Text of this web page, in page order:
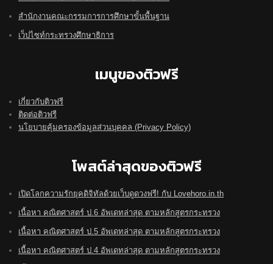
สำนักงานคณะกรรมการการศึกษาขั้นพื้นฐาน
เว็ปไซท์กระทรวงศึกษาธิการ
เมนูของติวฟรี
เกี่ยวกับติวฟรี
ติดต่อติวฟรี
นโยบายคุ้มครองข้อมูลส่วนบุคคล (Privacy Policy)
โพสต์ล่าสุดของติวฟรี
เปิดโลกความรักยุคดิจิทัลด้วยเว็บดูดวงฟรี! กับ Lovehoro.in.th
เนื้อหา คณิตศาสตร์ ป.6 อัพเดทล่าสุด ตามหลักสูตรกระทรวง
เนื้อหา คณิตศาสตร์ ป.5 อัพเดทล่าสุด ตามหลักสูตรกระทรวง
เนื้อหา คณิตศาสตร์ ป.4 อัพเดทล่าสุด ตามหลักสูตรกระทรวง